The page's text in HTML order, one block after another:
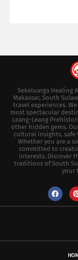
Sekeluarga Healing
Makassar, South
travel experiences.
most spectacular
Leang-Leang
other hidden gems.
cultural insights,
Whether you are a
committed to
interests. Discover
traditions of South
your